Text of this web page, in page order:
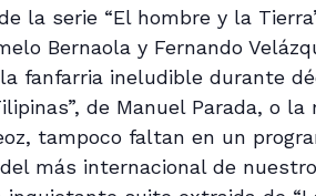
la serie “El hombre y la
Bernaola y Fernando
fanfarria ineludible durante
de Manuel Parada, o
tampoco faltan en un
más internacional de